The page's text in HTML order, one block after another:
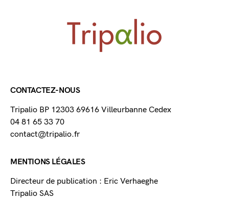
CONTACTEZ-NOUS
Tripalio BP 12303 69616 Villeurbanne Cedex
04 81 65 33 70
contact@tripalio.fr
MENTIONS LÉGALES
Directeur de publication : Eric Verhaeghe
Tripalio SAS